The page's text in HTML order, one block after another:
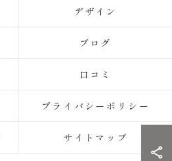
デザイン
ブログ
口コミ
プライバシーポリシー
サイトマップ